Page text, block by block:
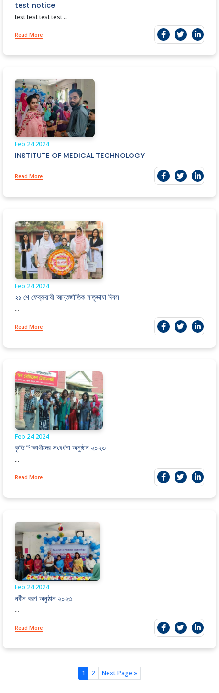
test notice
test test test test ...
Read More
Feb 24 2024
INSTITUTE OF MEDICAL TECHNOLOGY
Read More
Feb 24 2024
২১ শে ফেব্রুয়ারী আন্তর্জাতিক মাতৃভাষা দিবস
...
Read More
Feb 24 2024
কৃতি শিক্ষার্থীদের সংবর্ধনা অনুষ্ঠান ২০২৩
...
Read More
Feb 24 2024
নবীন বরণ অনুষ্ঠান ২০২৩
...
Read More
1 2 Next Page »